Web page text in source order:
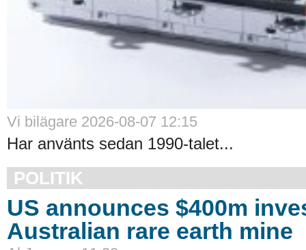
Vi bilägare 2026-08-07 12:15
Har använts sedan 1990-talet...
POLITIK
US announces $400m
Australian rare earth mine